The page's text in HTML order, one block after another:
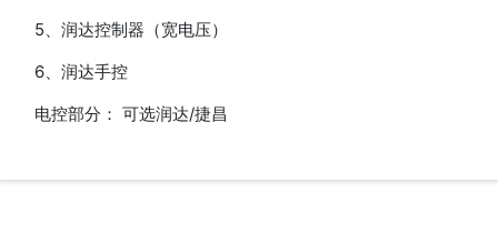
5、润达控制器（宽电压）
6、润达手控
电控部分： 可选润达/捷昌